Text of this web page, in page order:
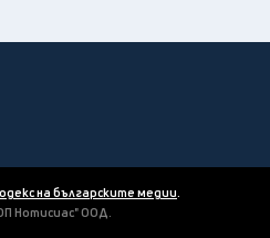
на българските медии.
Нотисиас" ООД.